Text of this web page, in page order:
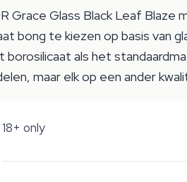
Grace Glass Black Leaf Blaze
bong te kiezen op basis van
borosilicaat als het
maar elk op een ander
18+ only